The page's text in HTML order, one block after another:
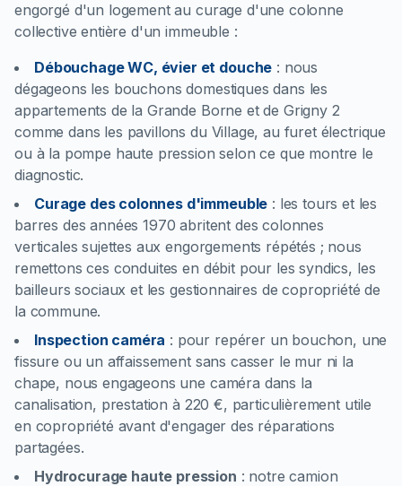
engorgé d'un logement au curage d'une colonne
collective entière d'un immeuble :
Débouchage WC, évier et douche : nous
dégageons les bouchons domestiques dans les
appartements de la Grande Borne et de Grigny 2
comme dans les pavillons du Village, au furet électrique
ou à la pompe haute pression selon ce que montre le
diagnostic.
Curage des colonnes d'immeuble : les tours et les
barres des années 1970 abritent des colonnes
verticales sujettes aux engorgements répétés ; nous
remettons ces conduites en débit pour les syndics, les
bailleurs sociaux et les gestionnaires de copropriété de
la commune.
Inspection caméra : pour repérer un bouchon, une
fissure ou un affaissement sans casser le mur ni la
chape, nous engageons une caméra dans la
canalisation, prestation à 220 €, particulièrement utile
en copropriété avant d'engager des réparations
partagées.
Hydrocurage haute pression : notre camion